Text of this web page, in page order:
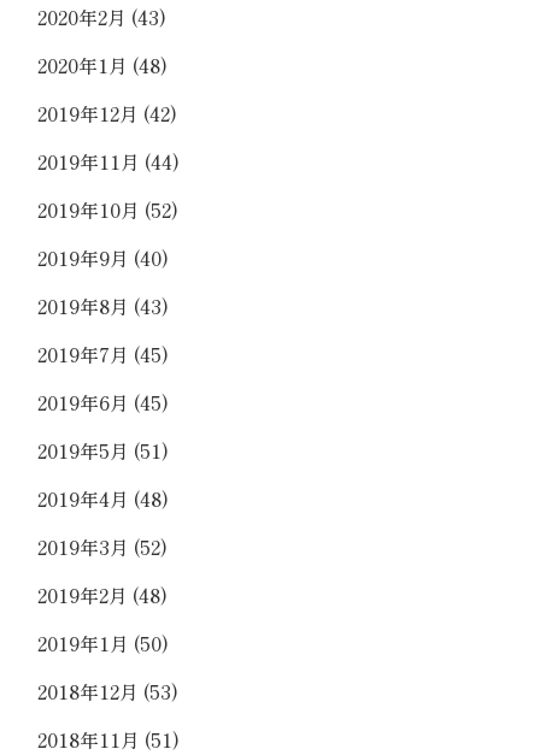
2020年2月 (43)
2020年1月 (48)
2019年12月 (42)
2019年11月 (44)
2019年10月 (52)
2019年9月 (40)
2019年8月 (43)
2019年7月 (45)
2019年6月 (45)
2019年5月 (51)
2019年4月 (48)
2019年3月 (52)
2019年2月 (48)
2019年1月 (50)
2018年12月 (53)
2018年11月 (51)